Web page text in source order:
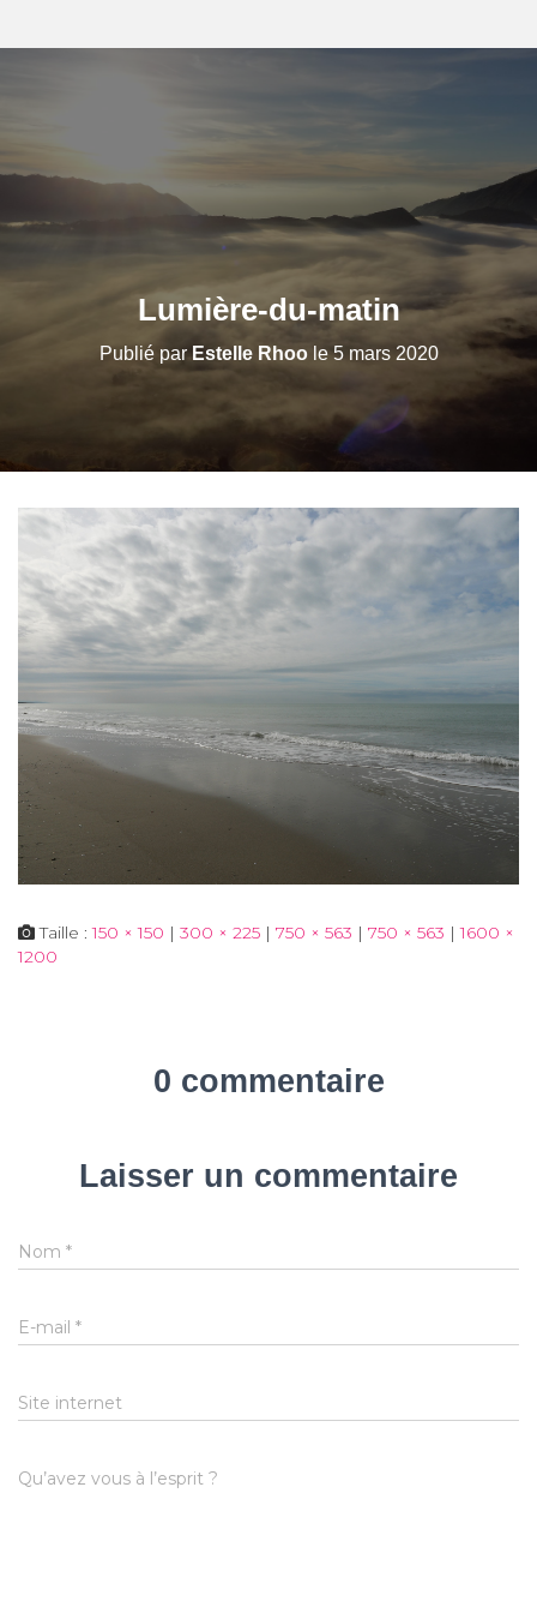
Lumière-du-matin
Publié parEstelle Rhoole5 mars 2020
Taille :150 × 150 | 300 × 225 | 750 × 563 | 750 × 563 | 1600 ×
1200
0 commentaire
Laisser un commentaire
Nom *
E-mail *
Site internet
Qu’avez vous à l’esprit ?